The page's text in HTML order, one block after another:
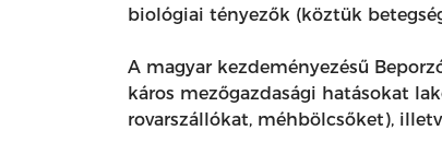
biológiai tényezők (köztük
A magyar kezdeményezésű
káros mezőgazdasági hatásokat
rovarszállókat, méhbölcsőket),